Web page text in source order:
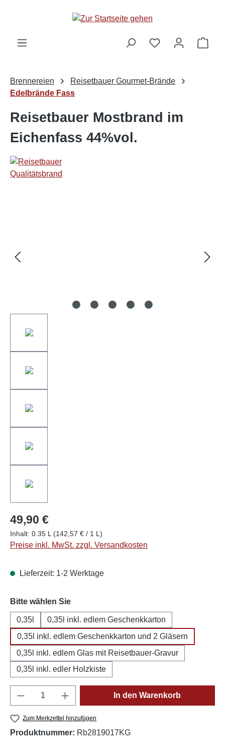
Brennereien
Reisetbauer Gourmet-Brände
Edelbrände Fass
Reisetbauer Mostbrand im
Eichenfass 44%vol.
49,90 €
Inhalt: 0.35 L (142,57 € / 1 L)
Preise inkl. MwSt. zzgl. Versandkosten
Lieferzeit: 1-2 Werktage
Bitte wählen Sieauswählen
0,35l
0,35l inkl. edlem Geschenkkarton
0,35l inkl. edlem Geschenkkarton und 2 Gläsern
0,35l inkl. edlem Glas mit Reisetbauer-Gravur
0,35l inkl. edler Holzkiste
Produkt Anzahl: Gib den gewünschten
In den Warenkorb
Zum Merkzettel hinzufügen
Produktnummer: Rb2819017KG